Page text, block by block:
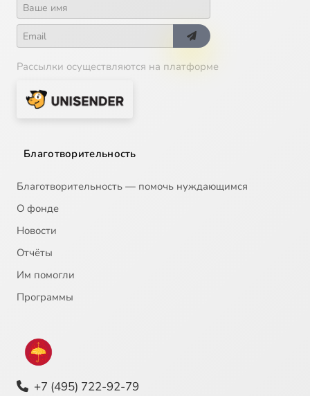
Рассылки осуществляются на платформе
Благотворительность
Благотворительность — помочь нуждающимся
О фонде
Новости
Отчёты
Им помогли
Программы
+7 (495) 722-92-79